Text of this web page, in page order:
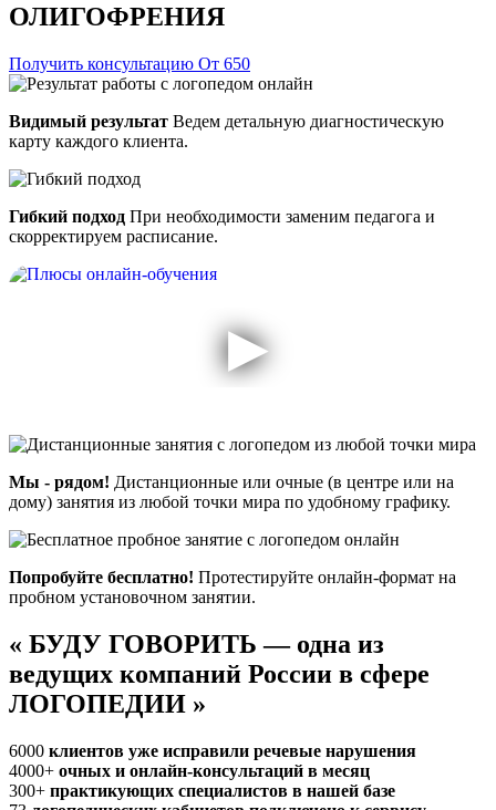
ОЛИГОФРЕНИЯ
Получить консультацию От 650
Видимый результат Ведем детальную диагностическую
карту каждого клиента.
Гибкий подход При необходимости заменим педагога и
скорректируем расписание.
Мы - рядом! Дистанционные или очные (в центре или на
дому) занятия из любой точки мира по удобному графику.
Попробуйте бесплатно! Протестируйте онлайн-формат на
пробном установочном занятии.
« БУДУ ГОВОРИТЬ — одна из
ведущих компаний России в сфере
ЛОГОПЕДИИ »
6000 клиентов уже исправили речевые нарушения
4000+ очных и онлайн-консультаций в месяц
300+ практикующих специалистов в нашей базе